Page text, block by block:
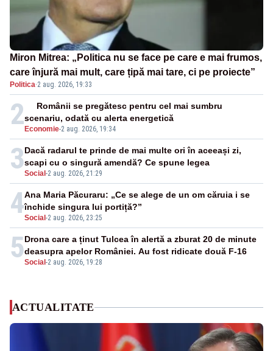
Miron Mitrea: „Politica nu se face pe care e mai frumos,
care înjură mai mult, care țipă mai tare, ci pe proiecte”
Politica·2 aug. 2026, 19:33
2 Economie-2 aug. 2026, 19:34
Românii se pregătesc pentru cel mai sumbru
scenariu, odată cu alerta energetică
3Social -2 aug. 2026, 21:29
Dacă radarul te prinde de mai multe ori în aceeași zi,
scapi cu o singură amendă? Ce spune legea
4Social -2 aug. 2026, 23:25
Ana Maria Păcuraru: „Ce se alege de un om căruia i se
închide singura lui portiță?”
5Social -2 aug. 2026, 19:28
Drona care a ținut Tulcea în alertă a zburat 20 de minute
deasupra apelor României. Au fost ridicate două F-16
ACTUALITATE